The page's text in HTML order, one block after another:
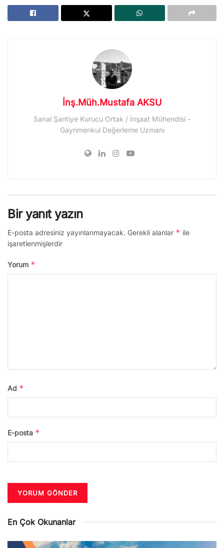
İnş.Müh.Mustafa AKSU
Sanal Şantiye Kurucu Ortak / İnşaat Mühendisi -
Gayrimenkul Değerleme Uzmanı
Bir yanıt yazın
E-posta adresiniz yayınlanmayacak. Gerekli alanlar * ile
işaretlenmişlerdir
Yorum *
Ad *
E-posta *
En Çok Okunanlar